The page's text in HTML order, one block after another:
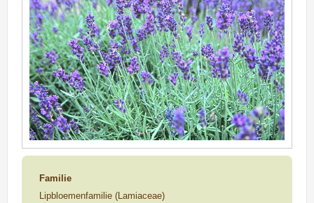
Familie
Lipbloemenfamilie (Lamiaceae)